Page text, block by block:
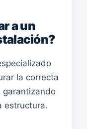
a un
la correcta
garantizando
estructura.